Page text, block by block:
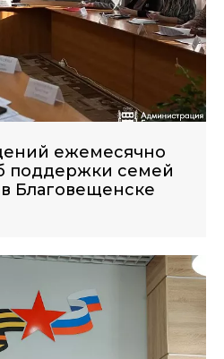
ежемесячно
поддержки семей
Благовещенске